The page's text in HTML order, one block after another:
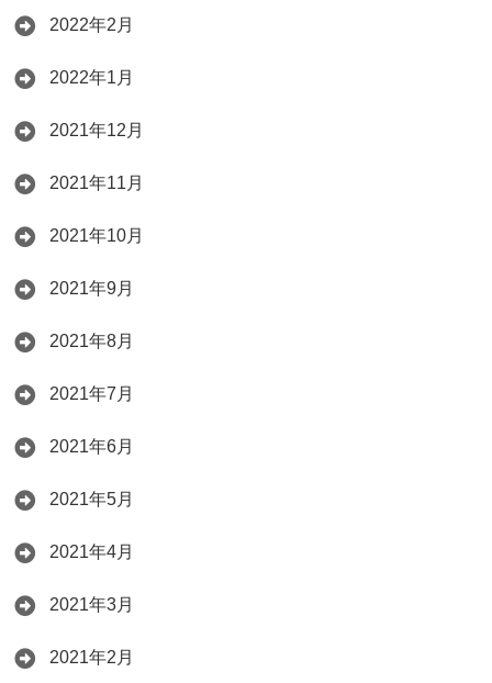
2022年2月
2022年1月
2021年12月
2021年11月
2021年10月
2021年9月
2021年8月
2021年7月
2021年6月
2021年5月
2021年4月
2021年3月
2021年2月